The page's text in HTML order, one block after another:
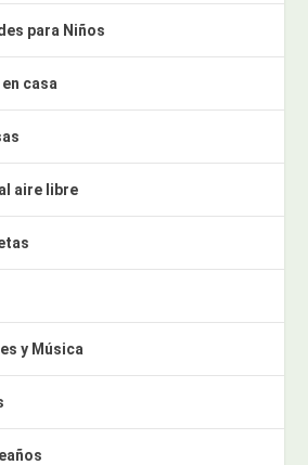
para Niños
en casa
aire libre
y Música